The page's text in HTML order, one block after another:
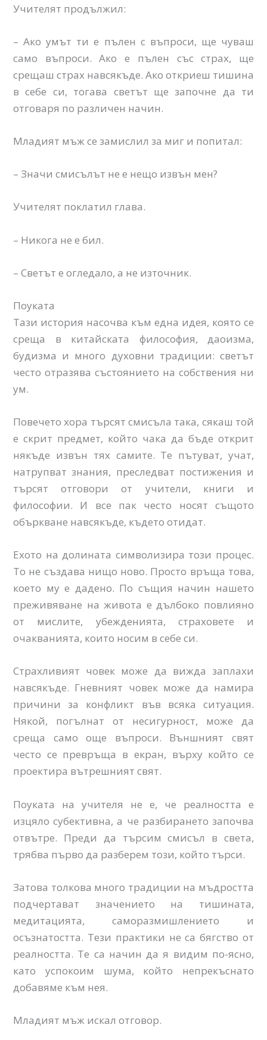
Учителят продължил:
– Ако умът ти е пълен с въпроси, ще чуваш
само въпроси. Ако е пълен със страх, ще
срещаш страх навсякъде. Ако откриеш тишина
в себе си, тогава светът ще започне да ти
отговаря по различен начин.
Младият мъж се замислил за миг и попитал:
– Значи смисълът не е нещо извън мен?
Учителят поклатил глава.
– Никога не е бил.
– Светът е огледало, а не източник.
Поуката
Тази история насочва към една идея, която се
среща в китайската философия, даоизма,
будизма и много духовни традиции: светът
често отразява състоянието на собствения ни
ум.
Повечето хора търсят смисъла така, сякаш той
е скрит предмет, който чака да бъде открит
някъде извън тях самите. Те пътуват, учат,
натрупват знания, преследват постижения и
търсят отговори от учители, книги и
философии. И все пак често носят същото
объркване навсякъде, където отидат.
Ехото на долината символизира този процес.
То не създава нищо ново. Просто връща това,
което му е дадено. По същия начин нашето
преживяване на живота е дълбоко повлияно
от мислите, убежденията, страховете и
очакванията, които носим в себе си.
Страхливият човек може да вижда заплахи
навсякъде. Гневният човек може да намира
причини за конфликт във всяка ситуация.
Някой, погълнат от несигурност, може да
среща само още въпроси. Външният свят
често се превръща в екран, върху който се
проектира вътрешният свят.
Поуката на учителя не е, че реалността е
изцяло субективна, а че разбирането започва
отвътре. Преди да търсим смисъл в света,
трябва първо да разберем този, който търси.
Затова толкова много традиции на мъдростта
подчертават значението на тишината,
медитацията, саморазмишлението и
осъзнатостта. Тези практики не са бягство от
реалността. Те са начин да я видим по-ясно,
като успокоим шума, който непрекъснато
добавяме към нея.
Младият мъж искал отговор.